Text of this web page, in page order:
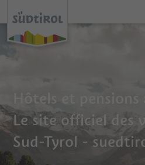
Hôtels et
Le site officiel des
Sud-Tyrol -